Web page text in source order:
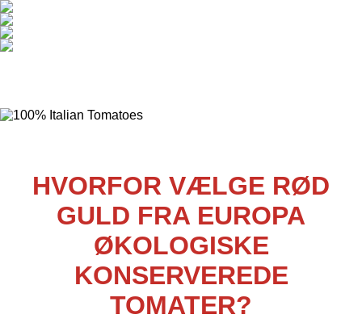
HVORFOR VÆLGE RØD
GULD FRA EUROPA
ØKOLOGISKE
KONSERVEREDE
TOMATER?